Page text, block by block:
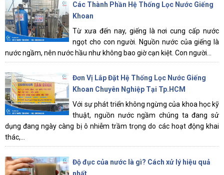
Các Thành Phần Hệ Thống Lọc Nước Giếng
Khoan
Từ xưa đến nay, giếng là nơi cung cấp nước
ngọt cho con người. Nguồn nước của giếng là
nước ngầm, nên nước hầu như không bao giờ cạn kiệt. Con người...
Đơn Vị Lắp Đặt Hệ Thống Lọc Nước Giếng
Khoan Chuyên Nghiệp Tại Tp.HCM
Với sự phát triển không ngừng của khoa học kỹ
thuật, nguồn nước ngầm chúng ta đang sử
dụng đang ngày càng bị ô nhiễm trầm trọng do các hoạt động khai
thác,...
Độ đục của nước là gì? Cách xử lý hiệu quả